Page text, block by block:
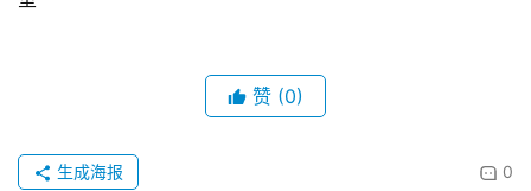
赞 (0)
0
生成海报